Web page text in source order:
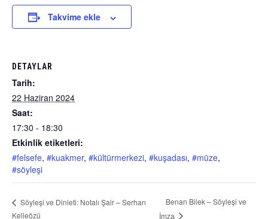
Takvime ekle
DETAYLAR
Tarih:
22 Haziran 2024
Saat:
17:30 - 18:30
Etkinlik etiketleri:
#felsefe, #kuakmer, #kültürmerkezi, #kuşadası, #müze,
#söyleşi
Söyleşi ve Dinleti: Notalı Şair – Serhan
Kelleözü
Benan Bilek – Söyleşi ve
İmza